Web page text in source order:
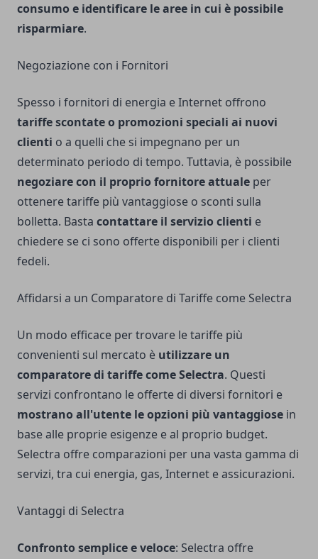
consumo e identificare le aree in cui è possibile
risparmiare.
Negoziazione con i Fornitori
Spesso i fornitori di energia e Internet offrono
tariffe scontate o promozioni speciali ai nuovi
clienti o a quelli che si impegnano per un
determinato periodo di tempo. Tuttavia, è possibile
negoziare con il proprio fornitore attuale per
ottenere tariffe più vantaggiose o sconti sulla
bolletta. Basta contattare il servizio clienti e
chiedere se ci sono offerte disponibili per i clienti
fedeli.
Affidarsi a un Comparatore di Tariffe come Selectra
Un modo efficace per trovare le tariffe più
convenienti sul mercato è utilizzare un
comparatore di tariffe come Selectra. Questi
servizi confrontano le offerte di diversi fornitori e
mostrano all'utente le opzioni più vantaggiose in
base alle proprie esigenze e al proprio budget.
Selectra offre comparazioni per una vasta gamma di
servizi, tra cui energia, gas, Internet e assicurazioni.
Vantaggi di Selectra
Confronto semplice e veloce: Selectra offre